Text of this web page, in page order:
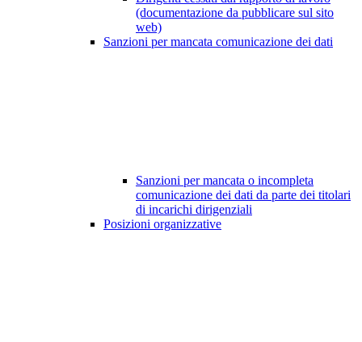
(documentazione da pubblicare sul sito
web)
Sanzioni per mancata comunicazione dei dati
Sanzioni per mancata o incompleta
comunicazione dei dati da parte dei titolari
di incarichi dirigenziali
Posizioni organizzative